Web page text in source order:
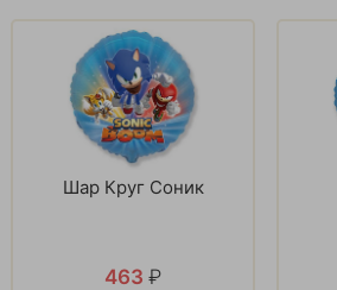
Шар Круг Соник
463 ₽